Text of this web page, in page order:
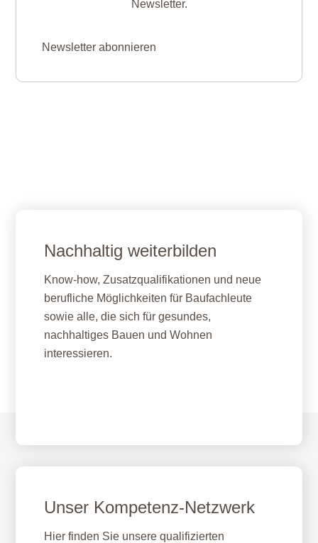
Newsletter.
Newsletter abonnieren
Nachhaltig weiterbilden
Know-how, Zusatzqualifikationen und neue
berufliche Möglichkeiten für Baufachleute
sowie alle, die sich für gesundes,
nachhaltiges Bauen und Wohnen
interessieren.
Unser Kompetenz-Netzwerk
Hier finden Sie unsere qualifizierten